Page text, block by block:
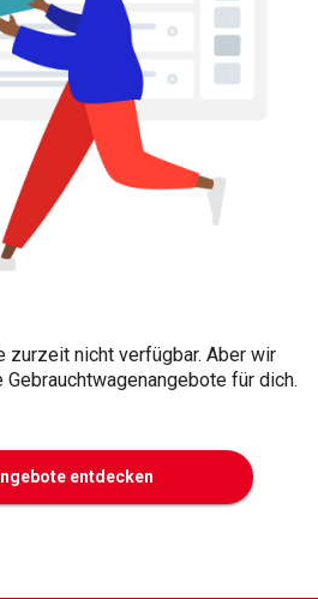
nicht verfügbar. Aber wir
für dich.
entdecken